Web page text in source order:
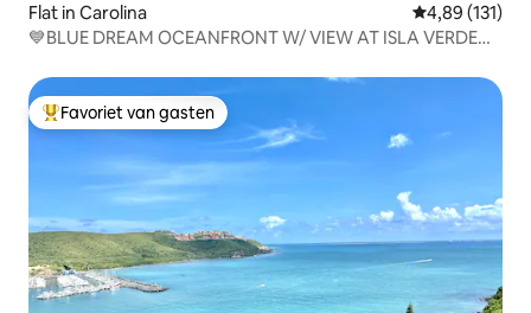
Flat in Carolina Gemiddelde
4,89 (131)
💙BLUE DREAM OCEANFRONT W/ VIEW AT ISLA VERDE
Topfavoriet van gasten
Favoriet van gasten